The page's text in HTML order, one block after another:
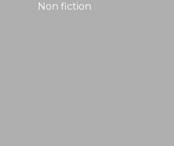
Non fiction